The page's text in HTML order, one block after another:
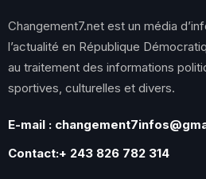
Changement7.net est un média
l’actualité en République
au traitement des informations
sportives, culturelles et divers.
E-mail :
Contact:+ 243 826 782 314